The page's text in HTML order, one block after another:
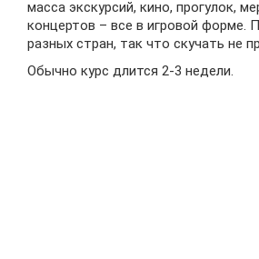
масса экскурсий, кино, прогулок,
концертов – все в игровой форме.
разных стран, так что скучать не
Обычно курс длится 2-3 недели.